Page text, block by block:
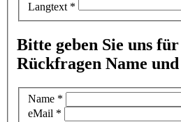
Langtext *
Bitte geben Sie uns
Rückfragen Name
Name *
eMail *